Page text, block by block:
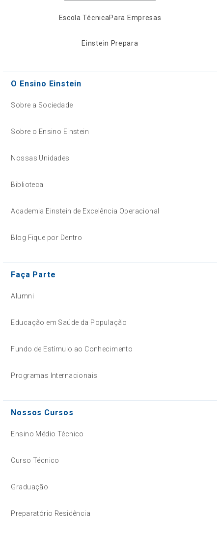
Escola TécnicaPara Empresas
Einstein Prepara
O Ensino Einstein
Sobre a Sociedade
Sobre o Ensino Einstein
Nossas Unidades
Biblioteca
Academia Einstein de Excelência Operacional
Blog Fique por Dentro
Faça Parte
Alumni
Educação em Saúde da População
Fundo de Estímulo ao Conhecimento
Programas Internacionais
Nossos Cursos
Ensino Médio Técnico
Curso Técnico
Graduação
Preparatório Residência